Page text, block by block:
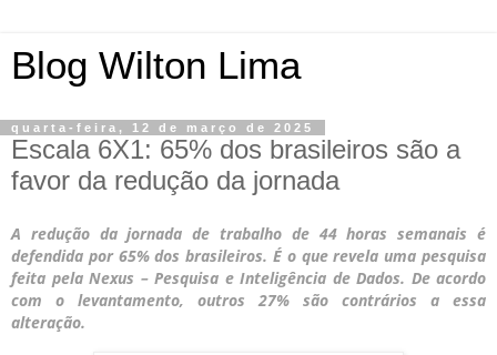
Blog Wilton Lima
quarta-feira, 12 de março de 2025
Escala 6X1: 65% dos brasileiros são a
favor da redução da jornada
A redução da jornada de trabalho de 44 horas semanais é
defendida por 65% dos brasileiros. É o que revela uma pesquisa
feita pela Nexus – Pesquisa e Inteligência de Dados. De acordo
com o levantamento, outros 27% são contrários a essa
alteração.